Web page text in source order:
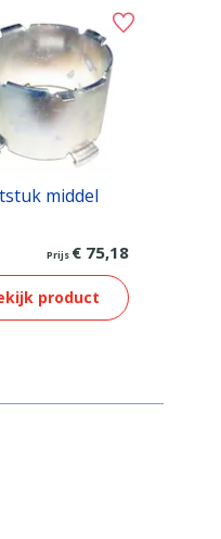
middel
Prijs € 75,18
product